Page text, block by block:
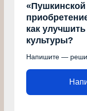
как
культуры?
Напишите —